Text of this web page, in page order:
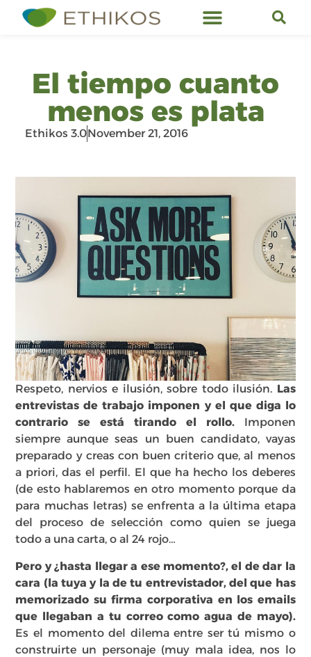
El tiempo cuanto
menos es plata
Ethikos 3.0November 21, 2016
Respeto, nervios e ilusión, sobre todo ilusión. Las
entrevistas de trabajo imponen y el que diga lo
contrario se está tirando el rollo.Imponen
siempre aunque seas un buen candidato, vayas
preparado y creas con buen criterio que, al menos
a priori, das el perfil. El que ha hecho los deberes
(de esto hablaremos en otro momento porque da
para muchas letras) se enfrenta a la última etapa
del proceso de selección como quien se juega
todo a una carta, o al 24 rojo…
Pero y ¿hasta llegar a ese momento?, el de dar la
cara (la tuya y la de tu entrevistador, del que has
memorizado su firma corporativa en los emails
que llegaban a tu correo como agua de mayo).
Es el momento del dilema entre ser tú mismo o
construirte un personaje (muy mala idea, nos lo